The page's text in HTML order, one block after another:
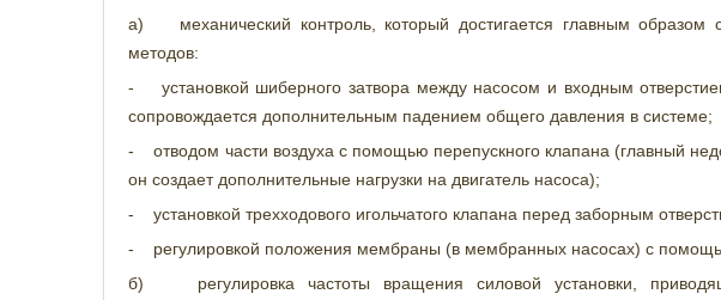
а) механический контроль, который достигается главным образом
методов:
- установкой шиберного затвора между насосом и входным
сопровождается дополнительным падением общего давления в системе;
- отводом части воздуха с помощью перепускного клапана (главный
он создает дополнительные нагрузки на двигатель насоса);
- установкой трехходового игольчатого клапана перед заборным
- регулировкой положения мембраны (в мембранных насосах) с
б) регулировка частоты вращения силовой установки,